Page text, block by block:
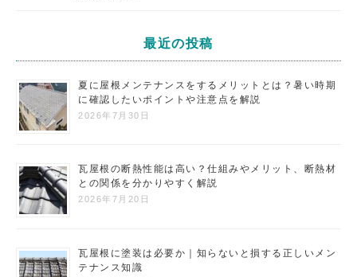
最近の投稿
夏に屋根メンテナンスをするメリットとは？暑い時期
に確認したいポイントや注意点を解説
2026年7月30日
瓦屋根の断熱性能は高い？仕組みやメリット、断熱材
との関係を分かりやすく解説
2026年7月20日
瓦屋根に塗装は必要か｜知らないと損する正しいメン
テナンス知識